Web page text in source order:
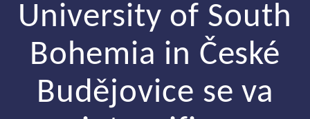
University of South
Bohemia in České
Budějovice se va